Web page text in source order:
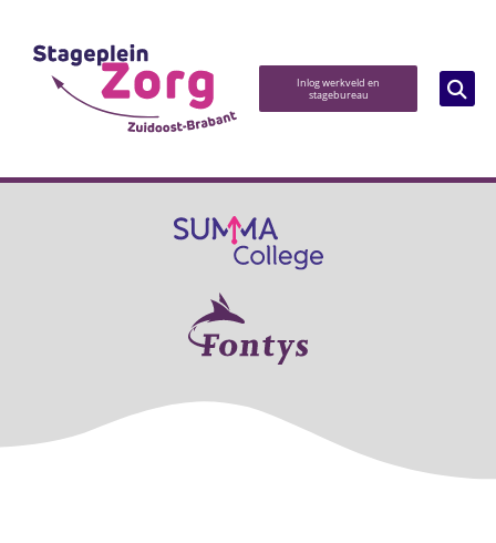
Inlog werkveld en
stagebureau